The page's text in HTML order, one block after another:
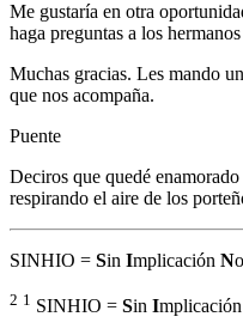
Me gustaría en otra
haga preguntas a los
Muchas gracias. Les mando
que nos acompaña.
Puente
Deciros que quedé
respirando el aire de los
SINHIO = Sin Implicación N
2 1 SINHIO = Sin Implicación